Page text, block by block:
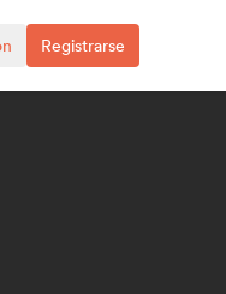
Registrarse